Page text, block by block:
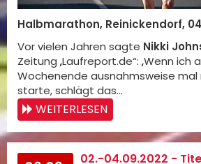
Halbmarathon, Reinickendorf,
Vor vielen Jahren sagte Nikki
Zeitung „Laufreport.de“: „Wenn ich
Wochenende ausnahmsweise
starte, schlägt das…
WEITERLESEN
02.-04.09.2022 -